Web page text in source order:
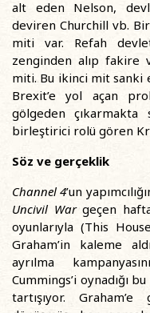
alt eden Nelson,
deviren Churchill vb.
miti var. Refah
zenginden alıp
miti. Bu ikinci mit sanki
Brexit’e yol açan
gölgeden
birleştirici rolü gören
Söz ve gerçeklik
Channel 4’un
Uncivil Wargeçen
oyunlarıyla (This
Graham’in kaleme
ayrılma
Cummings’i oynadığı
tartışıyor.